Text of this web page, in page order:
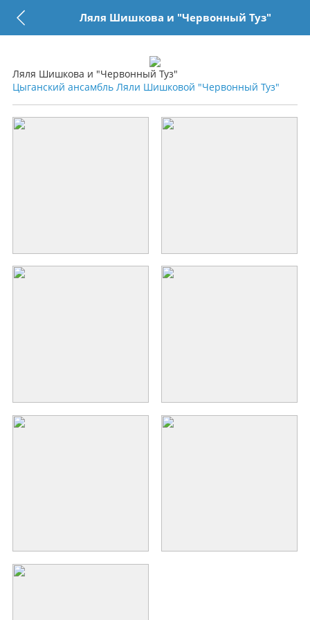
Ляля Шишкова и "Червонный Туз"
Ляля Шишкова и "Червонный Туз"
Цыганский ансамбль Ляли Шишковой "Червонный Туз"